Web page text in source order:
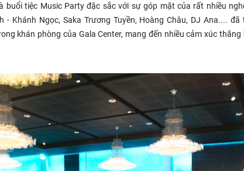
buổi tiệc Music Party đặc sắc với sự góp mặt của rất nhiều
- Khánh Ngọc, Saka Trương Tuyền, Hoàng Châu, DJ Ana....
khán phòng của Gala Center, mang đến nhiều cảm xúc